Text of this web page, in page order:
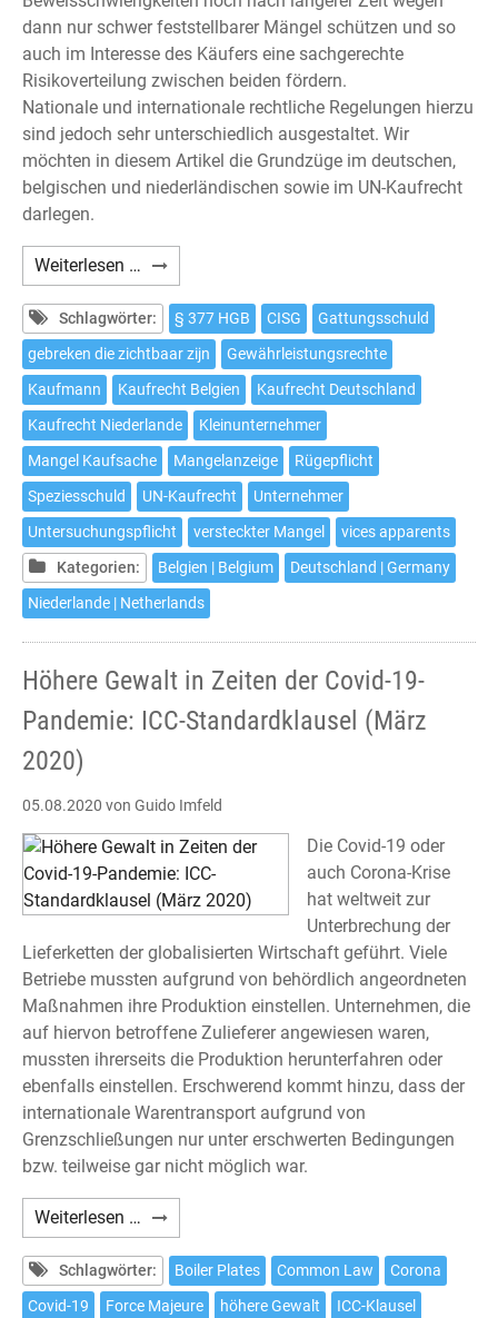
dann nur schwer feststellbarer Mängel schützen und so
auch im Interesse des Käufers eine sachgerechte
Risikoverteilung zwischen beiden fördern.
Nationale und internationale rechtliche Regelungen hierzu
sind jedoch sehr unterschiedlich ausgestaltet. Wir
möchten in diesem Artikel die Grundzüge im deutschen,
belgischen und niederländischen sowie im UN-Kaufrecht
darlegen.
Weiterlesen … Untersuchungs-
und
Rügepflichten
im
deutschen,
belgischen,
niederländischen
und
UN-
Kaufrecht:
Auch
außerhalb
kaufmännischer
Rechtsgeschäfte
bestehen
und
Rügepflichten
Schlagwörter: § 377 HGB CISG
Gattungsschuld
gebreken die zichtbaar zijn
Gewährleistungsrechte
Kaufmann
Kaufrecht Belgien
Kaufrecht Deutschland
Kaufrecht Niederlande
Kleinunternehmer
Mangel Kaufsache
Mangelanzeige
Rügepflicht
Speziesschuld
UN-Kaufrecht
Unternehmer
Untersuchungspflicht
versteckter Mangel
vices apparents
Kategorien:
Belgien | Belgium
Deutschland | Germany
Niederlande | Netherlands
Höhere Gewalt in Zeiten der Covid-19-
Pandemie: ICC-Standardklausel (März
2020)
05.08.2020 von Guido Imfeld
Die Covid-19 oder
auch Corona-Krise
hat weltweit zur
Unterbrechung der
Lieferketten der globalisierten Wirtschaft geführt. Viele
Betriebe mussten aufgrund von behördlich angeordneten
Maßnahmen ihre Produktion einstellen. Unternehmen, die
auf hiervon betroffene Zulieferer angewiesen waren,
mussten ihrerseits die Produktion herunterfahren oder
ebenfalls einstellen. Erschwerend kommt hinzu, dass der
internationale Warentransport aufgrund von
Grenzschließungen nur unter erschwerten Bedingungen
bzw. teilweise gar nicht möglich war.
Weiterlesen … Höhere
Gewalt
in
Zeiten
Schlagwörter: Boiler Plates Common Law
Corona
Covid-19
Force Majeure höhere Gewalt
ICC-Klausel